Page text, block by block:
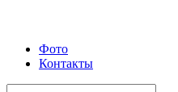
Фото
Контакты